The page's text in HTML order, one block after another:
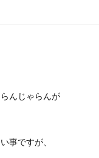
んじゃらんが
事ですが、